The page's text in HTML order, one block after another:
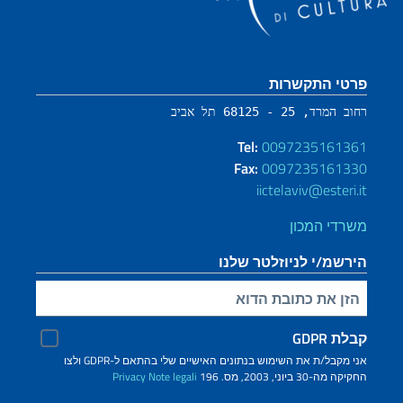
קטע כותרת תחתונה
פרטי התקשרות
רחוב המרד, 25 - 68125 תל אביב
Tel: 0097235161361
Fax: 0097235161330
iictelaviv@esteri.it
משרדי המכון
הירשמ/י לניוזלטר שלנו
הזינ/י את כתובת הדוא"ל שלך
קבלת GDPR
אני מקבל/ת את השימוש בנתונים האישיים שלי בהתאם ל-GDPR ולצו
החקיקה מה-30 ביוני, 2003, מס. 196
Privacy Note legali